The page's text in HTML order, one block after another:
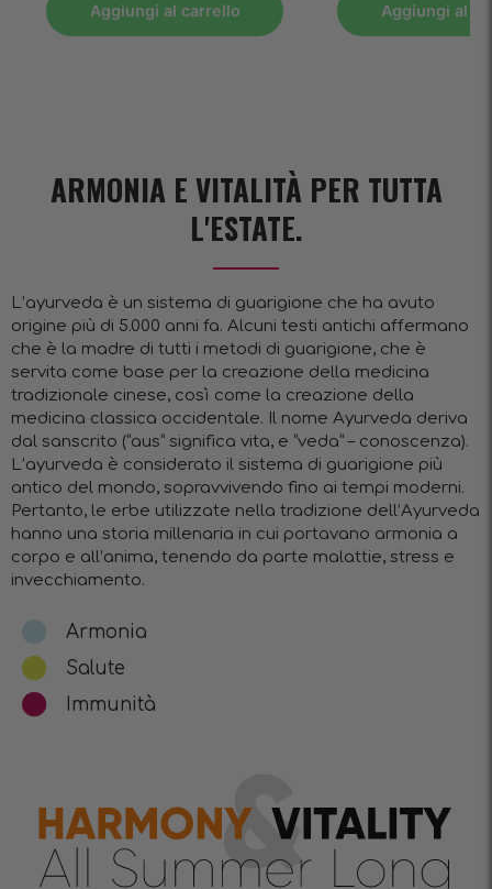
Aggiungi al carrello Aggiungi al
ARMONIA E VITALITÀ PER TUTTA
L'ESTATE.
L’ayurveda è un sistema di guarigione che ha avuto
origine più di 5.000 anni fa. Alcuni testi antichi affermano
che è la madre di tutti i metodi di guarigione, che è
servita come base per la creazione della medicina
tradizionale cinese, così come la creazione della
medicina classica occidentale. Il nome Ayurveda deriva
dal sanscrito (“aus” significa vita, e “veda” – conoscenza).
L’ayurveda è considerato il sistema di guarigione più
antico del mondo, sopravvivendo fino ai tempi moderni.
Pertanto, le erbe utilizzate nella tradizione dell’Ayurveda
hanno una storia millenaria in cui portavano armonia a
corpo e all’anima, tenendo da parte malattie, stress e
invecchiamento.
Armonia
Salute
Immunità